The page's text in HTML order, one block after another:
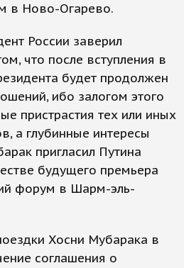
в Ново-Огарево.
России заверил
что после вступления в
будет продолжен
ибо залогом этого
пристрастия тех или иных
а глубинные интересы
пригласил Путина
будущего премьера
форум в Шарм-эль-
Хосни Мубарака в
соглашения о